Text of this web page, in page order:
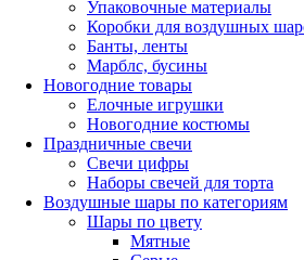
Упаковочные материалы
Коробки для воздушных
Банты, ленты
Марблс, бусины
Новогодние товары
Елочные игрушки
Новогодние костюмы
Праздничные свечи
Свечи цифры
Наборы свечей для торта
Воздушные шары по категориям
Шары по цвету
Мятные